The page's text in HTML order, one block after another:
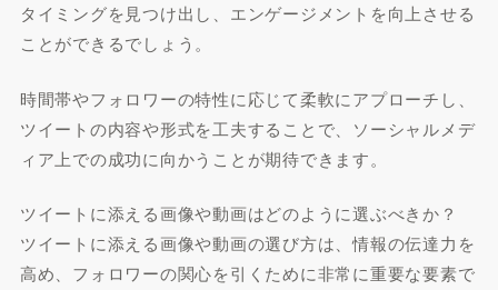
タイミングを見つけ出し、エンゲージメントを向上させる
ことができるでしょう。
時間帯やフォロワーの特性に応じて柔軟にアプローチし、
ツイートの内容や形式を工夫することで、ソーシャルメデ
ィア上での成功に向かうことが期待できます。
ツイートに添える画像や動画はどのように選ぶべきか？
ツイートに添える画像や動画の選び方は、情報の伝達力を
高め、フォロワーの関心を引くために非常に重要な要素で